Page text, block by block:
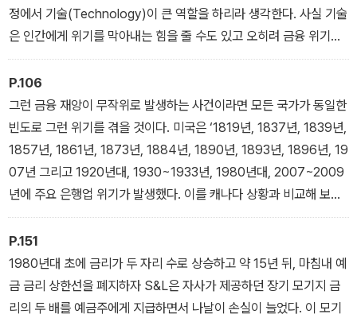
정에서 기술(Technology)이 큰 역할을 하리라 생각한다. 사실 기술
은 인간에게 위기를 막아내는 힘을 줄 수도 있고 오히려 금융 위기를
유발할 수도 있다. 기술이 어느 쪽으로 작용하느냐는 전적으로 우리
의 선택에 달렸다.
미국에서 지난 200년 동안 통화 및 금융 부문을 감독하면서 선의로
한 정책이었으나 결과적으로는 실수였던 사례를 추적했다. 앞으로 이
런 일이 재발하지 않게 하려는 목적에서다. 그리고 전례 없는 금융 혜
택 그리고 기술이 촉발한 뜻밖의 위협에 초점을 맞췄다.
_ ‘서문’ 중에서
P.106
그런 금융 재앙이 무작위로 발생하는 사건이라면 모든 국가가 동일한
빈도로 그런 위기를 겪을 것이다. 미국은 ‘1819년, 1837년, 1839년,
1857년, 1861년, 1873년, 1884년, 1890년, 1893년, 1896년, 19
07년 그리고 1920년대, 1930~1933년, 1980년대, 2007~2009
년에 주요 은행업 위기가 발생했다. 이를 캐나다 상황과 비교해 보라.
캐나다는 이러한 위기가 1827년과 1839년 단 두 차례 발생했을 뿐
이고 이때 주요 은행도 파산하지 않았다. 미국보다 은행업 위기가 더
많이 발생한 국가는 아르헨티나뿐이다. 아르헨티나는 ‘잘못된 통치가
너무 오랫동안 이어진 탓에 실질적으로 이 나라의 정치사는 곧 잘못
된 관리 그 자체’라고 묘사할 정도였다. 은행업 위기에 관한 한 미국과
P.151
1980년대 초에 금리가 두 자리 수로 상승하고 약 15년 뒤, 마침내 예
금 금리 상한선을 폐지하자 S&L은 자사가 제공하던 장기 모기지 금
리의 두 배를 예금주에게 지급하면서 나날이 손실이 늘었다. 이 모기